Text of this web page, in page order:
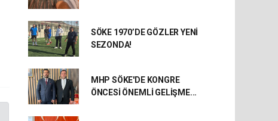
SÖKE 1970’DE GÖZLER YENİ
SEZONDA!
MHP SÖKE'DE KONGRE
ÖNCESİ ÖNEMLİ GELİŞME...